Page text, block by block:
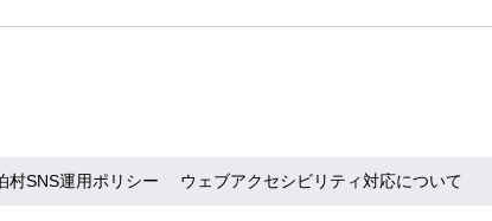
村SNS運用ポリシー ウェブアクセシビリティ対応について